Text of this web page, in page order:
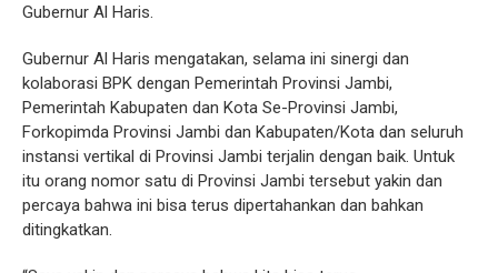
Gubernur Al Haris.
Gubernur Al Haris mengatakan, selama ini sinergi dan
kolaborasi BPK dengan Pemerintah Provinsi Jambi,
Pemerintah Kabupaten dan Kota Se-Provinsi Jambi,
Forkopimda Provinsi Jambi dan Kabupaten/Kota dan seluruh
instansi vertikal di Provinsi Jambi terjalin dengan baik. Untuk
itu orang nomor satu di Provinsi Jambi tersebut yakin dan
percaya bahwa ini bisa terus dipertahankan dan bahkan
ditingkatkan.